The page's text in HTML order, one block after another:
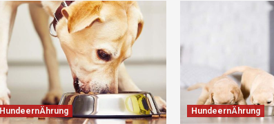
HundeernÄhrung HundeernÄhrung